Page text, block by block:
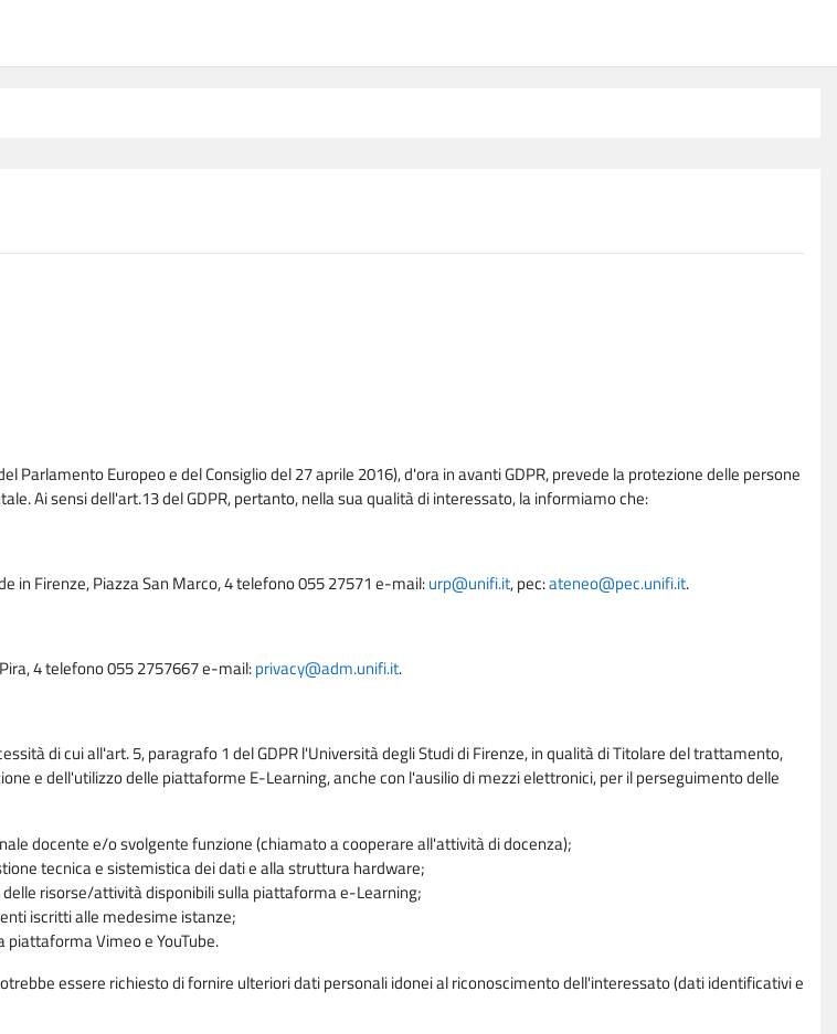
Europeo e del Consiglio del 27 aprile 2016), d'ora in avanti GDPR, prevede la protezione delle persone
Ai sensi dell'art.13 del GDPR, pertanto, nella sua qualità di interessato, la informiamo che:
in Firenze, Piazza San Marco, 4 telefono 055 27571 e-mail:urp@unifi.it, pec:ateneo@pec.unifi.it.
4 telefono 055 2757667 e-mail:privacy@adm.unifi.it.
di cui all'art. 5, paragrafo 1 del GDPR l'Università degli Studi di Firenze, in qualità di Titolare del trattamento,
e dell'utilizzo delle piattaforme E-Learning, anche con l'ausilio di mezzi elettronici, per il perseguimento delle
docente e/o svolgente funzione (chiamato a cooperare all'attività di docenza);
tecnica e sistemistica dei dati e alla struttura hardware;
risorse/attività disponibili sulla piattaforma e-Learning;
iscritti alle medesime istanze;
Vimeo e YouTube.
essere richiesto di fornire ulteriori dati personali idonei al riconoscimento dell'interessato (dati identificativi e